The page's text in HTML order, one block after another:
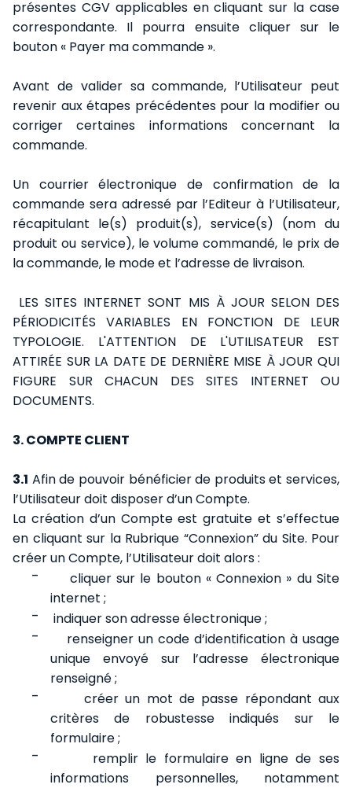
présentes CGV applicables en cliquant sur la case
correspondante. Il pourra ensuite cliquer sur le
bouton « Payer ma commande ».
Avant de valider sa commande, l’Utilisateur peut
revenir aux étapes précédentes pour la modifier ou
corriger certaines informations concernant la
commande.
Un courrier électronique de confirmation de la
commande sera adressé par l’Editeur à l’Utilisateur,
récapitulant le(s) produit(s), service(s) (nom du
produit ou service), le volume commandé, le prix de
la commande, le mode et l’adresse de livraison.
LES SITES INTERNET SONT MIS À JOUR SELON DES
PÉRIODICITÉS VARIABLES EN FONCTION DE LEUR
TYPOLOGIE. L'ATTENTION DE L'UTILISATEUR EST
ATTIRÉE SUR LA DATE DE DERNIÈRE MISE À JOUR QUI
FIGURE SUR CHACUN DES SITES INTERNET OU
DOCUMENTS.
3. COMPTE CLIENT
3.1 Afin de pouvoir bénéficier de produits et services,
l’Utilisateur doit disposer d’un Compte.
La création d’un Compte est gratuite et s’effectue
en cliquant sur la Rubrique “Connexion” du Site. Pour
créer un Compte, l’Utilisateur doit alors :
-
cliquer sur le bouton « Connexion » du Site
internet ;
- indiquer son adresse électronique ;
-
renseigner un code d’identification à usage
unique envoyé sur l’adresse électronique
renseigné ;
-
créer un mot de passe répondant aux
critères de robustesse indiqués sur le
formulaire ;
-
remplir le formulaire en ligne de ses
informations personnelles, notamment